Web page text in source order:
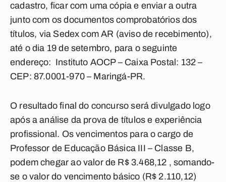
cadastro, ficar com uma cópia e enviar a outra
junto com os documentos comprobatórios dos
títulos, via Sedex com AR (aviso de recebimento),
até o dia 19 de setembro, para o seguinte
endereço: Instituto AOCP – Caixa Postal: 132 –
CEP: 87.0001-970 – Maringá-PR.
O resultado final do concurso será divulgado logo
após a análise da prova de títulos e experiência
profissional. Os vencimentos para o cargo de
Professor de Educação Básica III – Classe B,
podem chegar ao valor de R$ 3.468,12 , somando-
se o valor do vencimento básico (R$ 2.110,12)